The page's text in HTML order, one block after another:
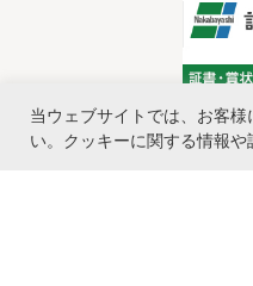
当ウェブサイトでは、お客
い。クッキーに関する情報や